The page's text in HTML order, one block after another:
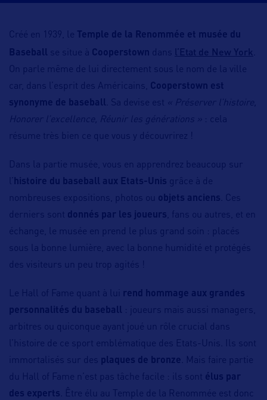
Créé en 1939, le
Temple de la Renommée et musée du
Baseball
se situe à Cooperstown dans l’Etat de New York
On parle même de lui directement sous le nom de la ville
car, dans l’esprit des Américains, Cooperstown est
synonyme de baseball
. Sa devise est
« Préserver l’histoire,
Honorer l’excellence, Réunir les générations » : cela
résume très bien ce que vous y découvrirez !
Dans la partie musée, vous en apprendrez beaucoup sur
l’ histoire du baseball aux Etats-Unis grâce à de
nombreuses expositions, photos ou objets anciens . Ces
derniers sont donnés par les joueurs , fans ou autres, et en
échange, le musée en prend le plus grand soin : placés
sous la bonne lumière, avec la bonne humidité et protégés
des visiteurs un peu trop agités !
Le Hall of Fame quant à lui
rend hommage aux grandes
personnalités du baseball
: joueurs mais aussi managers,
arbitres ou quiconque ayant joué un rôle crucial dans
l’histoire de ce sport emblématique des Etats-Unis. Ils sont
immortalisés sur des plaques de bronze . Mais faire partie
du Hall of Fame n’est pas tâche facile : ils sont élus par
des experts . Être élu au Temple de la Renommée est donc